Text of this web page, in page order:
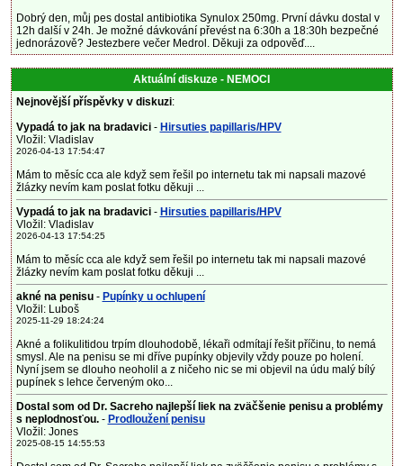
Dobrý den, můj pes dostal antibiotika Synulox 250mg. První dávku dostal v
12h další v 24h. Je možné dávkování převést na 6:30h a 18:30h bezpečné
jednorázově? Jestezbere večer Medrol. Děkuji za odpověď....
Aktuální diskuze - NEMOCI
Nejnovější příspěvky v diskuzi:
Vypadá to jak na bradavici - Hirsuties papillaris/HPV
Vložil: Vladislav
2026-04-13 17:54:47
Mám to měsíc cca ale když sem řešil po internetu tak mi napsali mazové
žlázky nevím kam poslat fotku děkuji ...
Vypadá to jak na bradavici - Hirsuties papillaris/HPV
Vložil: Vladislav
2026-04-13 17:54:25
Mám to měsíc cca ale když sem řešil po internetu tak mi napsali mazové
žlázky nevím kam poslat fotku děkuji ...
akné na penisu- Pupínky u ochlupení
Vložil: Luboš
2025-11-29 18:24:24
Akné a folikulitidou trpím dlouhodobě, lékaři odmítají řešit příčinu, to nemá
smysl. Ale na penisu se mi dříve pupínky objevily vždy pouze po holení.
Nyní jsem se dlouho neoholil a z ničeho nic se mi objevil na údu malý bílý
pupínek s lehce červeným oko...
Dostal som od Dr. Sacreho najlepší liek na zväčšenie penisu a problémy
s neplodnosťou.- Prodloužení penisu
Vložil: Jones
2025-08-15 14:55:53